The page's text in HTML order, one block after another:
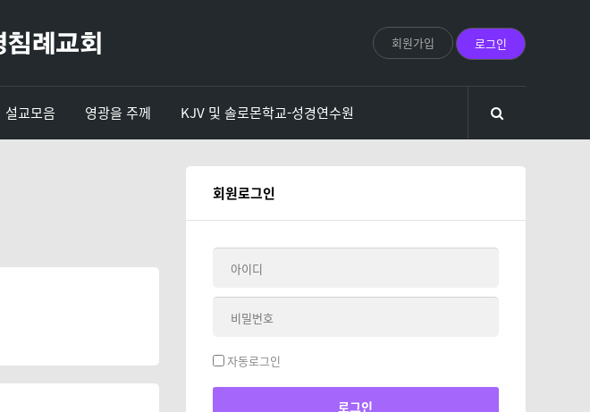
회원가입 로그인
설교모음 영광을 주께 KJV 및 솔로몬학교-성경연수원
회원로그인
자동로그인